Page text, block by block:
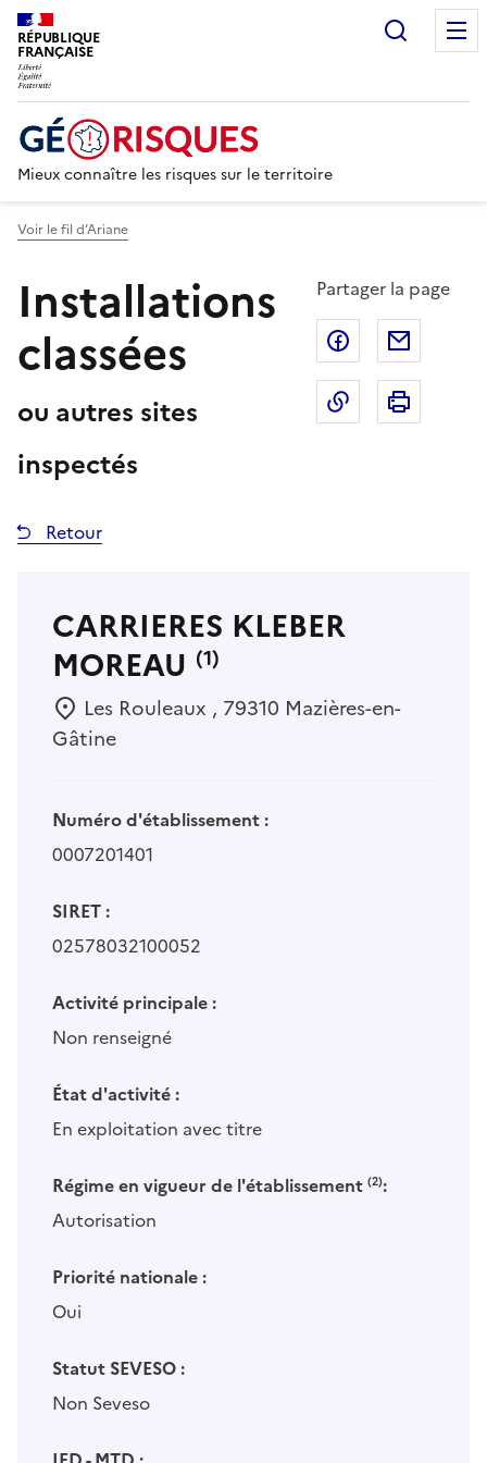
RÉPUBLIQUE
FRANÇAISE
Mieux connaître les risques sur le territoire
Voir le fil d’Ariane
Installations
classées
ou autres sites
inspectés
Partager la page
Partager sur
Copier dans
Retour
CARRIERES KLEBER
MOREAU (1)
Les Rouleaux , 79310 Mazières-en-
Gâtine
Numéro d'établissement :
0007201401
SIRET :
02578032100052
Activité principale :
Non renseigné
État d'activité :
En exploitation avec titre
Régime en vigueur de l'établissement (2):
Autorisation
Priorité nationale :
Oui
Statut SEVESO :
Non Seveso